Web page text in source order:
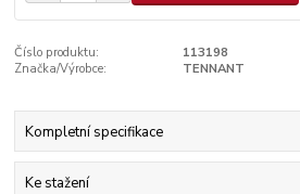
Číslo produktu:
113198
Značka/Výrobce:
TENNANT
Kompletní specifikace
Ke stažení